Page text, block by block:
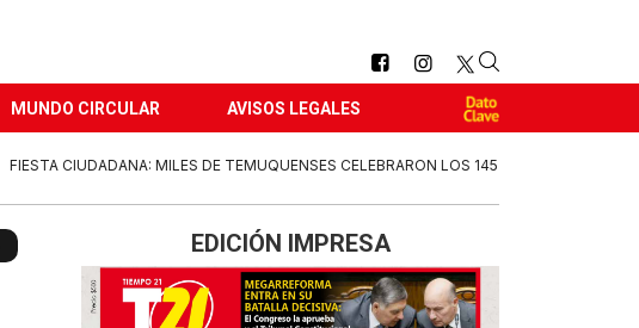
MUNDO CIRCULAR AVISOS LEGALES
FIESTA CIUDADANA: MILES DE TEMUQUENSES CELEBRARON LOS 145
EDICIÓN IMPRESA